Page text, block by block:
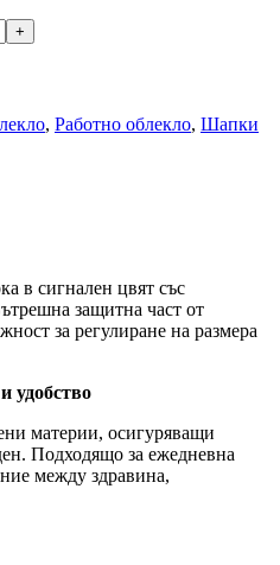
, Работно облекло, Шапки
в сигнален цвят със
защитна част от
за регулиране на размера
удобство
материи, осигуряващи
Подходящо за ежедневна
между здравина,